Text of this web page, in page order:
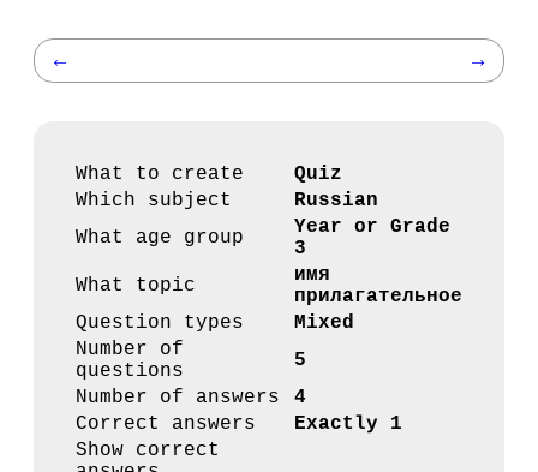
← →
What to create
Quiz
Which subject
Russian
What age group
Year or Grade
3
What topic
имя
прилагательное
Question types
Mixed
Number of
questions
5
Number of answers
4
Correct answers
Exactly 1
Show correct